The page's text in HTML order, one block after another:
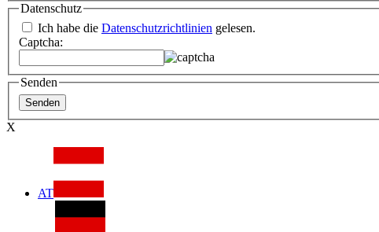
Datenschutz
Ich habe die Datenschutzrichtlinien gelesen.
Captcha:
Senden
X
AT